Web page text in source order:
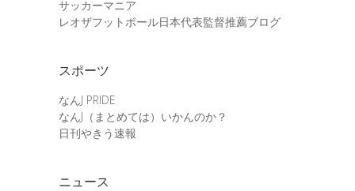
サッカーマニア
レオザフットボール日本代表監督推薦ブログ
スポーツ
なんJ PRIDE
なんJ（まとめては）いかんのか？
日刊やきう速報
ニュース